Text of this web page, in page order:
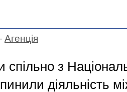
Агенцiя
спільно з
діяльність